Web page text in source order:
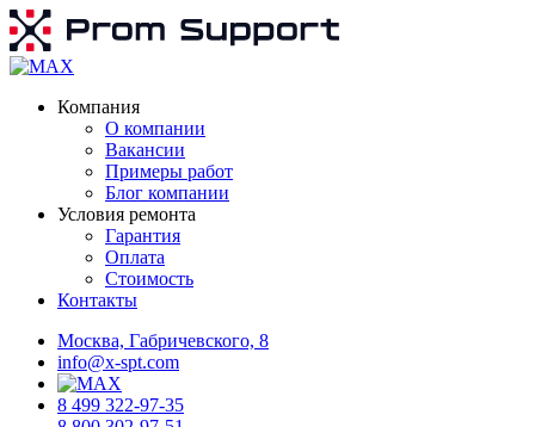
Компания
О компании
Вакансии
Примеры работ
Блог компании
Условия ремонта
Гарантия
Оплата
Стоимость
Контакты
Москва, Габричевского, 8
info@x-spt.com
8 499 322-97-35